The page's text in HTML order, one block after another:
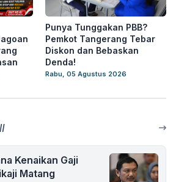
Punya Tunggakan PBB?
Pemkot Tangerang Tebar
Diskon dan Bebaskan
Denda!
Rabu, 05 Agustus 2026
Kenaikan Gaji
Matang